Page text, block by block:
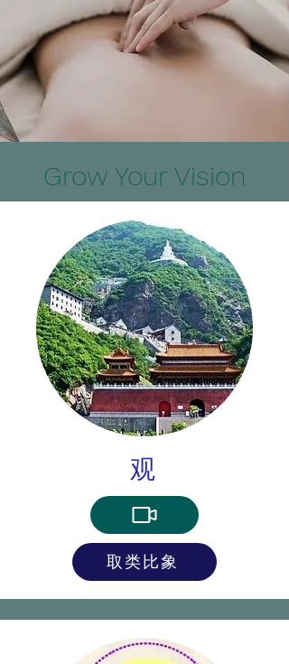
Grow Your Vision
观
取类比象